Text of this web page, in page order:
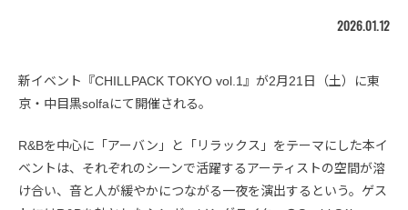
2026.01.12
新イベント『CHILLPACK TOKYO vol.1』が2月21日（土）に東
京・中目黒solfaにて開催される。
R&Bを中心に「アーバン」と「リラックス」をテーマにした本イ
ベントは、それぞれのシーンで活躍するアーティストの空間が溶
け合い、音と人が緩やかにつながる一夜を演出するという。ゲス